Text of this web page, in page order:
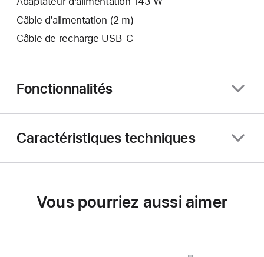
Câble d’alimentation (2 m)
Câble de recharge USB-C
Fonctionnalités
Caractéristiques techniques
Vous pourriez aussi aimer